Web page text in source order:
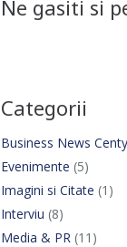
Ne gasiti si
Categorii
Business News
Evenimente (5)
Imagini si Citate (1)
Interviu (8)
Media & PR (11)